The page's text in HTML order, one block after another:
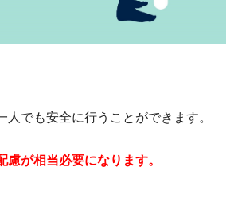
人でも安全に行うことができます。
慮が相当必要になります。